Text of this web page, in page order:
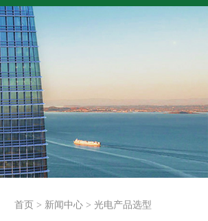
首页 > 新闻中心 > 光电产品选型